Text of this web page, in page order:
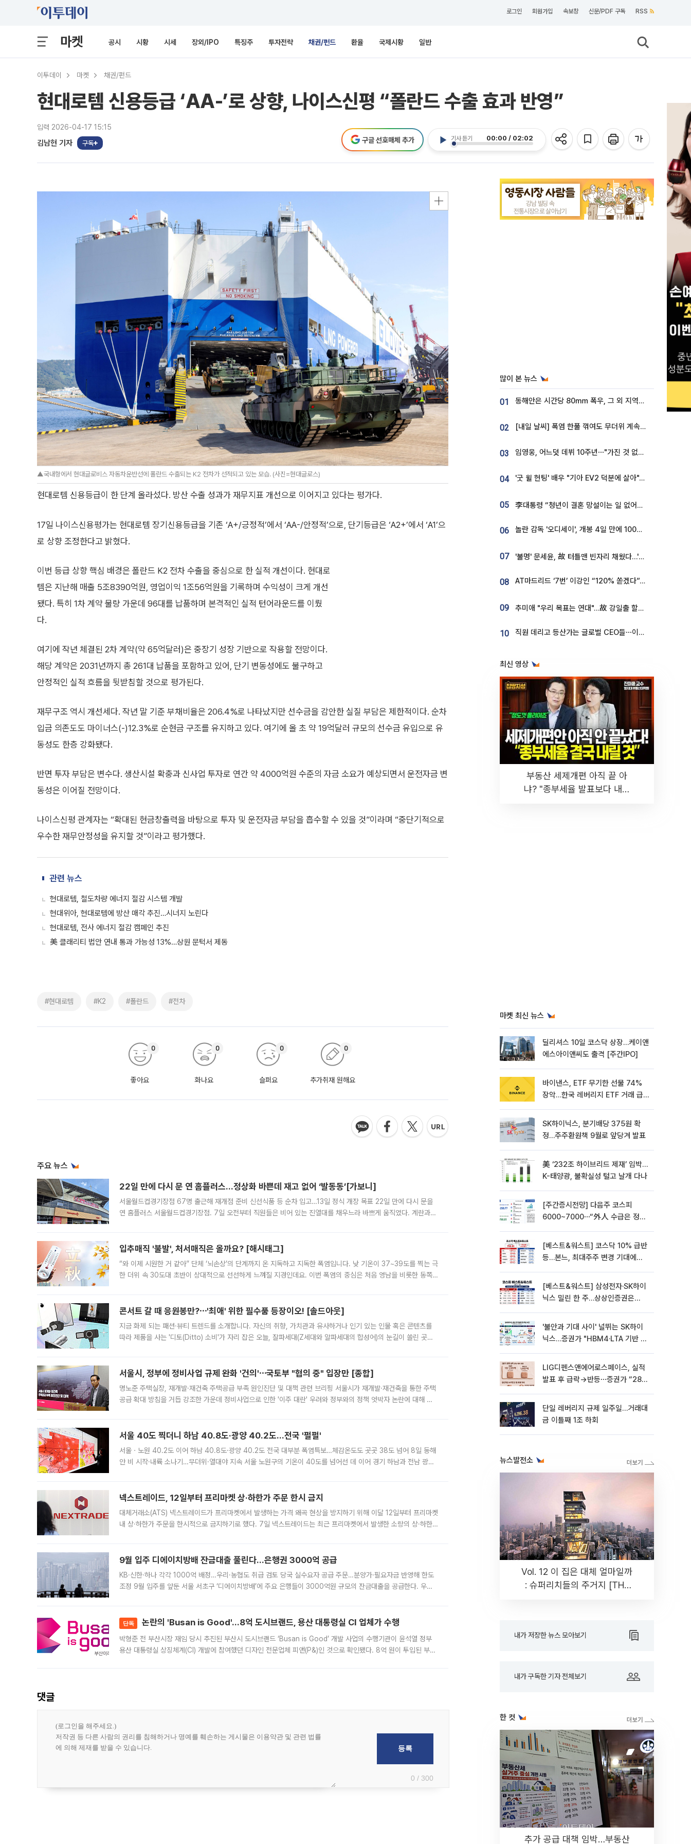
로그인 회원가입 속보창 신문/PDF 구독 RSS
마켓 공시 시황 시세 장외/IPO 특징주 투자전략 채권/펀드 환율 국제시황 일반
이투데이 마켓 채권/펀드
현대로템 신용등급 ‘AA-’로 상향, 나이스신평 “폴란드 수출 효과 반영”
입력 2026-04-17 15:15
김남현 기자 구독
기사 듣기 00:00 / 02:02
구글 선호매체 추가
▲국내항에서 현대글로비스 자동차운반선에 폴란드 수출되는 K2 전차가 선적되고 있는 모습. (사진=현대글로스)
현대로템 신용등급이 한 단계 올라섰다. 방산 수출 성과가 재무지표 개선으로 이어지고 있다는 평가다.
17일 나이스신용평가는 현대로템 장기신용등급을 기존 ‘A+/긍정적’에서 ‘AA-/안정적’으로, 단기등급은 ‘A2+’에서 ‘A1’으
로 상향 조정한다고 밝혔다.
이번 등급 상향 핵심 배경은 폴란드 K2 전차 수출을 중심으로 한 실적 개선이다. 현대로
템은 지난해 매출 5조8390억원, 영업이익 1조56억원을 기록하며 수익성이 크게 개선
됐다. 특히 1차 계약 물량 가운데 96대를 납품하며 본격적인 실적 턴어라운드를 이뤘
다.
여기에 작년 체결된 2차 계약(약 65억달러)은 중장기 성장 기반으로 작용할 전망이다.
해당 계약은 2031년까지 총 261대 납품을 포함하고 있어, 단기 변동성에도 불구하고
안정적인 실적 흐름을 뒷받침할 것으로 평가된다.
재무구조 역시 개선세다. 작년 말 기준 부채비율은 206.4%로 나타났지만 선수금을 감안한 실질 부담은 제한적이다. 순차
입금 의존도도 마이너스(-)12.3%로 순현금 구조를 유지하고 있다. 여기에 올 초 약 19억달러 규모의 선수금 유입으로 유
동성도 한층 강화됐다.
반면 투자 부담은 변수다. 생산시설 확충과 신사업 투자로 연간 약 4000억원 수준의 자금 소요가 예상되면서 운전자금 변
동성은 이어질 전망이다.
나이스신평 관계자는 “확대된 현금창출력을 바탕으로 투자 및 운전자금 부담을 흡수할 수 있을 것”이라며 “중단기적으로
우수한 재무안정성을 유지할 것”이라고 평가했다.
관련 뉴스
현대로템, 철도차량 에너지 절감 시스템 개발
현대위아, 현대로템에 방산 매각 추진…시너지 노린다
현대로템, 전사 에너지 절감 캠페인 추진
美 클래리티 법안 연내 통과 가능성 13%…상원 문턱서 제동
#현대로템 #K2 #폴란드 #전차
좋아요
0
화나요
0
슬퍼요
0
추가취재 원해요
0
주요 뉴스
22일 만에 다시 문 연 홈플러스…정상화 바쁜데 재고 없어 ‘발동동’[가보니]
서울월드컵경기장점 67명 출근해 재개점 준비 신선식품 등 순차 입고…13일 정식 개장 목표 22일 만에 다시 문을
연 홈플러스 서울월드컵경기장점. 7일 오전부터 직원들은 비어 있는 진열대를 채우느라 바쁘게 움직였다. 계란과
입추매직 '불발', 처서매직은 올까요? [해시태그]
“와 이제 시원한 거 같아” 단체 ‘뇌손상’의 단계까지 온 지독하고 지독한 폭염입니다. 낮 기온이 37~39도를 찍는 극
한 더위 속 30도대 초반이 상대적으로 선선하게 느껴질 지경인데요. 이번 폭염의 중심은 처음 영남을 비롯한 동쪽
콘서트 갈 때 응원봉만?⋯'최애' 위한 필수품 등장이오! [솔드아웃]
지금 화제 되는 패션·뷰티 트렌드를 소개합니다. 자신의 취향, 가치관과 유사하거나 인기 있는 인물 혹은 콘텐츠를
따라 제품을 사는 '디토(Ditto) 소비'가 자리 잡은 오늘, 잘파세대(Z세대와 알파세대의 합성어)의 눈길이 쏠린 곳은
서울시, 정부에 정비사업 규제 완화 '건의'⋯국토부 "협의 중" 입장만 [종합]
명노준 주택실장, 재개발·재건축 주택공급 부족 원인진단 및 대책 관련 브리핑 서울시가 재개발·재건축을 통한 주택
공급 확대 방침을 거듭 강조한 가운데 정비사업으로 인한 '이주 대란' 우려와 정부와의 정책 엇박자 논란에 대해 정
서울 40도 찍더니 하남 40.8도·광양 40.2도…전국 '펄펄'
서울ㆍ노원 40.2도 이어 하남 40.8도·광양 40.2도 전국 대부분 폭염특보…체감온도도 곳곳 38도 넘어 8일 동해
안 비 시작·내륙 소나기…무더위·열대야 지속 서울 노원구의 기온이 40도를 넘어선 데 이어 경기 하남과 전남 광양
넥스트레이드, 12일부터 프리마켓 상·하한가 주문 한시 금지
대체거래소(ATS) 넥스트레이드가 프리마켓에서 발생하는 가격 왜곡 현상을 방지하기 위해 이달 12일부터 프리마켓
내 상·하한가 주문을 한시적으로 금지하기로 했다. 7일 넥스트레이드는 최근 프리마켓에서 발생한 소량의 상·하한
9월 입주 디에이치방배 잔금대출 풀린다…은행권 3000억 공급
KB·신한·하나 각각 1000억 배정…우리·농협도 취급 검토 당국 실수요자 공급 주문…분양가·필요자금 반영해 한도
조정 9월 입주를 앞둔 서울 서초구 ‘디에이치방배’에 주요 은행들이 3000억원 규모의 잔금대출을 공급한다. 우리
단독 논란의 'Busan is Good'…8억 도시브랜드, 용산 대통령실 CI 업체가 수행
박형준 전 부산시장 재임 당시 추진된 부산시 도시브랜드 ‘Busan is Good’ 개발 사업의 수행기관이 윤석열 정부
용산 대통령실 상징체계(CI) 개발에 참여했던 디자인 전문업체 피앤(P&)인 것으로 확인됐다. 8억 원이 투입된 부산
댓글
0 / 300
많이 본 뉴스
01 동해안은 시간당 80㎜ 폭우, 그 외 지역은 폭염…‘극과 극 날씨’
02 [내일 날씨] 폭염 한풀 꺾여도 무더위 계속⋯동해안 이틀 연속 비
03 임영웅, 어느덧 데뷔 10주년⋯"가진 것 없던 시절, 내 앞엔 20명의 팬뿐"
04 '굿 윌 헌팅' 배우 "기아 EV2 덕분에 살아"…교통사고 후 안전성 극찬
05 李대통령 “청년이 결혼 망설이는 일 없어야...제도상 불이익 조사”
06 놀란 감독 '오디세이', 개봉 4일 만에 100만 돌파⋯'왕사남' 보다 빠르다
07 '불명' 문세윤, 故 터틀맨 빈자리 채웠다…'거북이' 눈물의 최종 우승
08 AT마드리드 ‘7번’ 이강인 “120% 쏟겠다”⋯시메오네 감독 “필요한 선수”
09 추미애 "우리 목표는 연대"…故 강일출 할머니 흉상 제막
10 직원 데리고 등산가는 글로벌 CEO들⋯이유 있었네
최신 영상
부동산 세제개편 아직 끝 아
냐? "종부세율 발표보다 내릴
마켓 최신 뉴스
딜리셔스 10일 코스닥 상장…케이앤
에스아이앤씨도 출격 [주간IPO]
바이낸스, ETF 무기한 선물 74%
장악…한국 레버리지 ETF 거래 급
SK하이닉스, 분기배당 375원 확
정…주주환원책 9월로 앞당겨 발표
美 ‘232조 하이브리드 제재’ 임박…
K-태양광, 불확실성 털고 날개 다나
[주간증시전망] 다음주 코스피
6000~7000⋯“外人 수급은 정책
[베스트&워스트] 코스닥 10% 급반
등…본느, 최대주주 변경 기대에
[베스트&워스트] 삼성전자·SK하이
닉스 밀린 한 주…상상인증권은
'불안과 기대 사이' 널뛰는 SK하이
닉스…증권가 "HBM4·LTA 기반 펀
LIG디펜스앤에어로스페이스, 실적
발표 후 급락→반등⋯증권가 “28년
단일 레버리지 규제 일주일…거래대
금 이틀째 1조 하회
뉴스발전소
Vol. 12 이 집은 대체 얼마일까
: 슈퍼리치들의 주거지 [THE
내가 저장한 뉴스 모아보기
내가 구독한 기자 전체보기
한 컷
추가 공급 대책 임박…부동산